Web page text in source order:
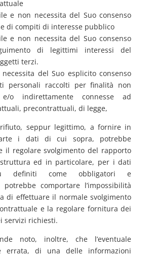
e non necessita del Suo consenso
di compiti di interesse pubblico
e non necessita del Suo consenso
di legittimi interessi del
terzi.
del Suo esplicito consenso
personali raccolti per finalità non
e/o indirettamente connesse ad
precontrattuali, di legge,
seppur legittimo, a fornire in
i dati di cui sopra, potrebbe
il regolare svolgimento del rapporto
ed in particolare, per i dati
definiti come obbligatori e
potrebbe comportare l’impossibilità
di effettuare il normale svolgimento
e la regolare fornitura dei
servizi richiesti.
noto, inoltre, che l’eventuale
errata, di una delle informazioni